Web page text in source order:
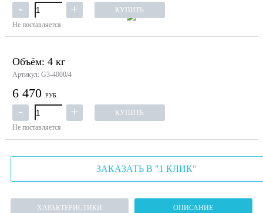
КУПИТЬ
Не поставляется
Объём: 4 кг
Артикул: G3-4000/4
6 470 РУБ.
КУПИТЬ
Не поставляется
ЗАКАЗАТЬ В "1 КЛИК"
ХАРАКТЕРИСТИКИ ОПИСАНИЕ